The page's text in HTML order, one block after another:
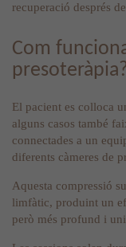
recuperació després
Com
El pacient es colloca
alguns casos també
connectades a un
diferents càmeres de
Aquesta compressió
limfàtic, produint un
però més profund i